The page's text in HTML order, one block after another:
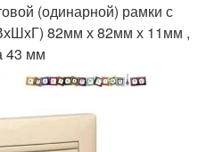
(одинарной) рамки с
82мм х 82мм х 11мм ,
43 мм